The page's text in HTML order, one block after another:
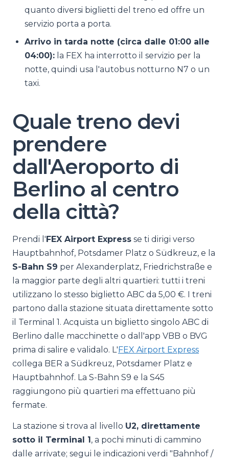
quanto diversi biglietti del treno ed offre un
servizio porta a porta.
Arrivo in tarda notte (circa dalle 01:00 alle
04:00): la FEX ha interrotto il servizio per la
notte, quindi usa l'autobus notturno N7 o un
taxi.
Quale treno devi
prendere
dall'Aeroporto di
Berlino al centro
della città?
Prendi l'FEX Airport Express se ti dirigi verso
Hauptbahnhof, Potsdamer Platz o Südkreuz, e la
S-Bahn S9 per Alexanderplatz, Friedrichstraße e
la maggior parte degli altri quartieri: tutti i treni
utilizzano lo stesso biglietto ABC da 5,00 €. I treni
partono dalla stazione situata direttamente sotto
il Terminal 1. Acquista un biglietto singolo ABC di
Berlino dalle macchinette o dall'app VBB o BVG
prima di salire e validalo. L'FEX Airport Express
collega BER a Südkreuz, Potsdamer Platz e
Hauptbahnhof. La S-Bahn S9 e la S45
raggiungono più quartieri ma effettuano più
fermate.
La stazione si trova al livello U2, direttamente
sotto il Terminal 1, a pochi minuti di cammino
dalle arrivate; segui le indicazioni verdi "Bahnhof /